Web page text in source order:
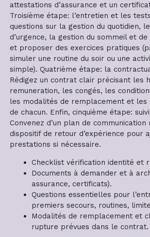
attestations d’assurance et un
Troisième étape: l’entretien et les
questions sur la gestion du quotidien,
d’urgence, la gestion du sommeil et de
et proposer des exercices pratiques
simuler une routine du soir ou une
simple). Quatrième étape: la
Rédigez un contrat clair précisant les
remuneration, les congés, les
les modalités de remplacement et les
de chacun. Enfin, cinquième étape:
Convenez d’un plan de communication
dispositif de retour d’expérience pour
prestations si nécessaire.
Checklist vérification identité et
Documents à demander et à
assurance, certificats).
Questions essentielles pour
premiers secours, routines,
Modalités de remplacement et
rupture prévues dans le contrat.